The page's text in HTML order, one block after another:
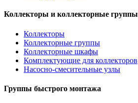
Коллекторы и коллекторные группы
Коллекторы
Коллекторные группы
Коллекторные шкафы
Комплектующие для коллекторов
Насосно-смесительные узлы
Группы быстрого монтажа